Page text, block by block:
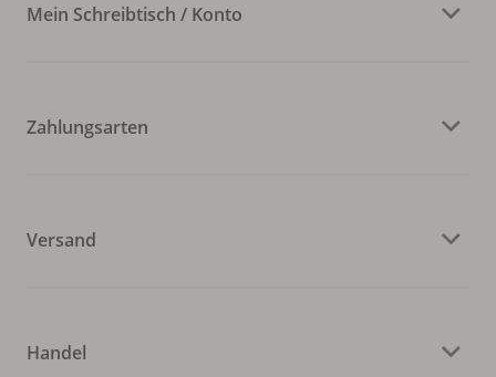
Mein Schreibtisch / Konto
Zahlungsarten
Versand
Handel